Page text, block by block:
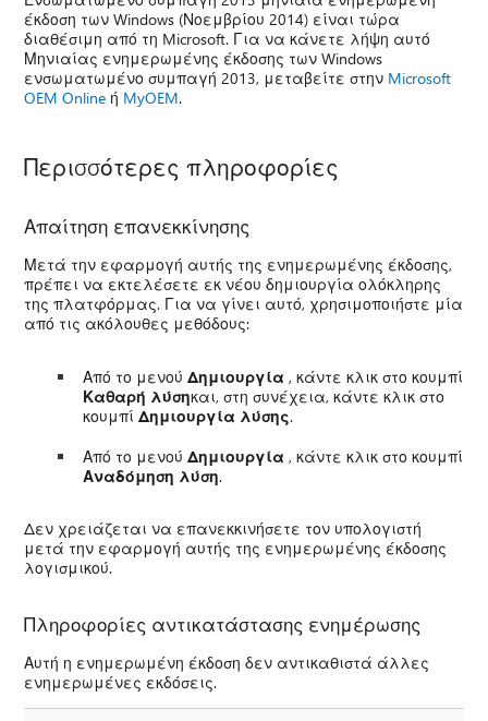
έκδοση των Windows (Νοεμβρίου 2014) είναι τώρα
διαθέσιμη από τη Microsoft. Για να κάνετε λήψη αυτό
Μηνιαίας ενημερωμένης έκδοσης των Windows
ενσωματωμένο συμπαγή 2013, μεταβείτε στην Microsoft
OEM Online ή MyOEM.
Περισσότερες πληροφορίες
Απαίτηση επανεκκίνησης
Μετά την εφαρμογή αυτής της ενημερωμένης έκδοσης,
πρέπει να εκτελέσετε εκ νέου δημιουργία ολόκληρης
της πλατφόρμας. Για να γίνει αυτό, χρησιμοποιήστε μία
από τις ακόλουθες μεθόδους:
Από το μενούΔημιουργία , κάντε κλικ στο κουμπί
Καθαρή λύσηκαι, στη συνέχεια, κάντε κλικ στο
κουμπίΔημιουργία λύσης.
Από το μενούΔημιουργία , κάντε κλικ στο κουμπί
Αναδόμηση λύση.
Δεν χρειάζεται να επανεκκινήσετε τον υπολογιστή
μετά την εφαρμογή αυτής της ενημερωμένης έκδοσης
λογισμικού.
Πληροφορίες αντικατάστασης ενημέρωσης
Αυτή η ενημερωμένη έκδοση δεν αντικαθιστά άλλες
ενημερωμένες εκδόσεις.